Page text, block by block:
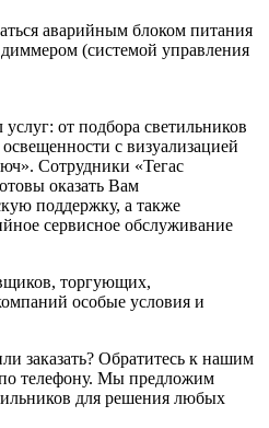
аварийным блоком питания
(системой управления
от подбора светильников
с визуализацией
Сотрудники «Тегас
оказать Вам
поддержку, а также
сервисное обслуживание
торгующих,
особые условия и
заказать? Обратитесь к нашим
телефону. Мы предложим
для решения любых